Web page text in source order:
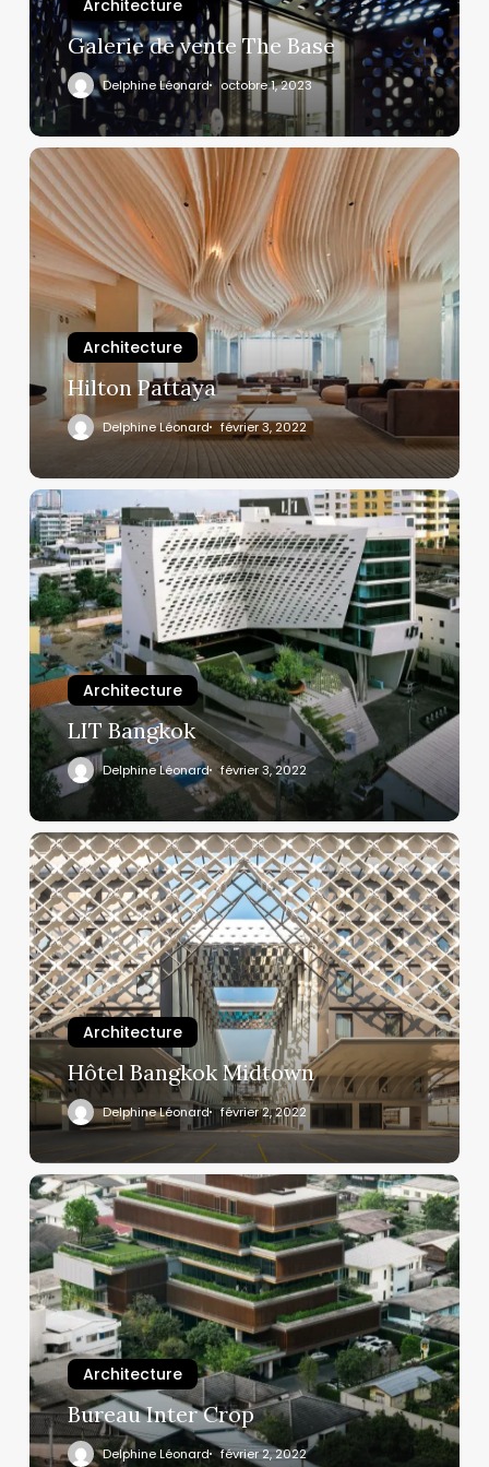
Architecture
Galerie de vente The Base
Delphine Léonard octobre 1, 2023
Architecture
Hilton Pattaya
Delphine Léonard février 3, 2022
Architecture
LIT Bangkok
Delphine Léonard février 3, 2022
Architecture
Hôtel Bangkok Midtown
Delphine Léonard février 2, 2022
Architecture
Bureau Inter Crop
Delphine Léonard février 2, 2022